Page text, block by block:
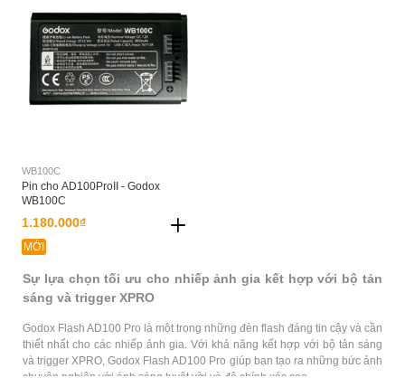
WB100C
Pin cho AD100ProII - Godox
WB100C
1.180.000₫
MỚI
Sự lựa chọn tối ưu cho nhiếp ảnh gia kết hợp với bộ tản
sáng và trigger XPRO
Godox Flash AD100 Pro là một trong những đèn flash đáng tin cậy và cần
thiết nhất cho các nhiếp ảnh gia. Với khả năng kết hợp với bộ tản sáng
và trigger XPRO, Godox Flash AD100 Pro giúp bạn tạo ra những bức ảnh